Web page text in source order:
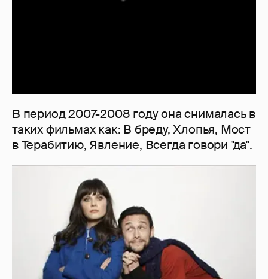
В период 2007-2008 году она снималась в
таких фильмах как: В бреду, Хлопья, Мост
в Терабитию, Явление, Всегда говори "да".